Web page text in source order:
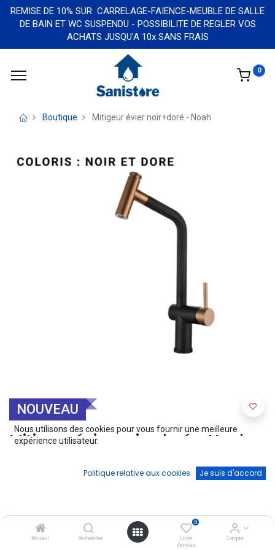
Accueil Rechercher
0
Liste
d'envies
Compte
REMISE DE 10% SUR CARRELAGE-FAIENCE-MEUBLE DE SALLE
DE BAIN ET WC SUSPENDU - POSSIBILITE DE REGLER VOS
ACHATS JUSQU'A 10x SANS FRAIS
0
Boutique Mitigeur évier noir+doré - Noah
NOUVEAU
Mitigeur évier noir+doré - Noah
Nous utilisons des cookies pour vous fournir une meilleure
expérience utilisateur.
Politique relative aux cookies Je suis d'accord